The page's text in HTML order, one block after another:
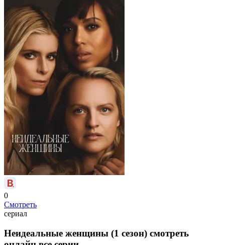
0
Смотреть
сериал
Неидеальные женщины (1 сезон) смотреть